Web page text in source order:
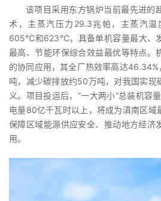
该项目采用东方锅炉当前最先进的
术，主蒸汽压力29.3兆帕，主蒸汽温
605℃和623℃，具备单机容量最大、
最高、节能环保综合效益最优等特点。
的协同应用，其全厂热效率高达
吨，减少碳排放约50万吨，对我国实现
义。项目投运后，“一大两小”总装机容
电量80亿千瓦时以上，将成为滇南区域
保障区域能源供应安全、推动地方经济
用。